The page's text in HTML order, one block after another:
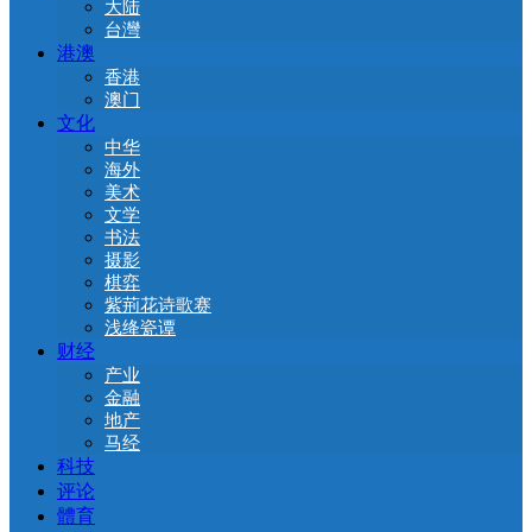
大陆
台灣
港澳
香港
澳门
文化
中华
海外
美术
文学
书法
摄影
棋弈
紫荊花诗歌赛
浅绛瓷谭
财经
产业
金融
地产
马经
科技
评论
體育